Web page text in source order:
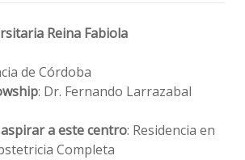
Reina Fabiola
de Córdoba
: Dr. Fernando Larrazabal
a este centro: Residencia en
Completa